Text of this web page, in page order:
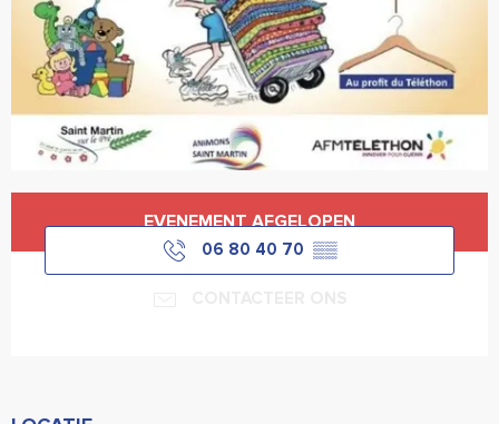
EVENEMENT AFGELOPEN
06 80 40 70 ▒▒